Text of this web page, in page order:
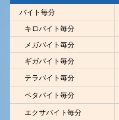
バイト毎分
キロバイト毎分
メガバイト毎分
ギガバイト毎分
テラバイト毎分
ペタバイト毎分
エクサバイト毎分